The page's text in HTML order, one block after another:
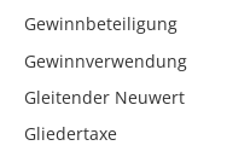
Gewinnbeteiligung
Gewinnverwendung
Gleitender Neuwert
Gliedertaxe